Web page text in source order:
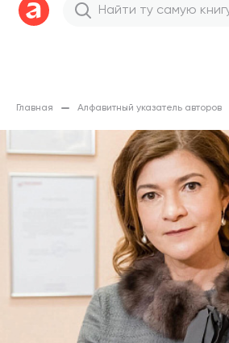
Главная Алфавитный указатель авторов